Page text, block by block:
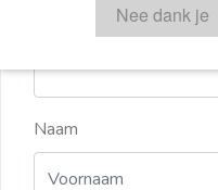
Naam
Nee dank je